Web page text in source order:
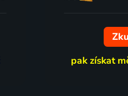
pak získat